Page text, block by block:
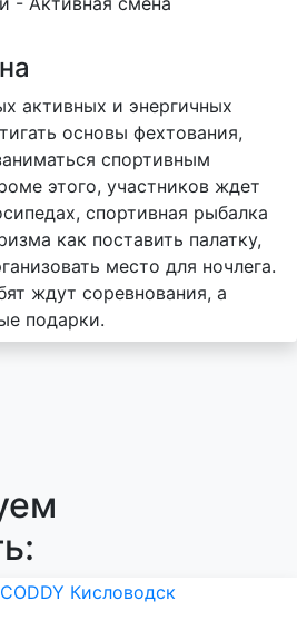
активных и энергичных
основы фехтования,
спортивным
этого, участников ждет
спортивная рыбалка
как поставить палатку,
место для ночлега.
ждут соревнования, а
подарки.